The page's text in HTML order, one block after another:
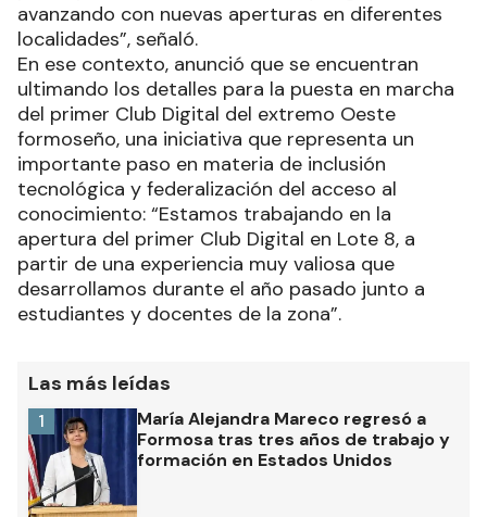
avanzando con nuevas aperturas en diferentes
localidades”, señaló.
En ese contexto, anunció que se encuentran
ultimando los detalles para la puesta en marcha
del primer Club Digital del extremo Oeste
formoseño, una iniciativa que representa un
importante paso en materia de inclusión
tecnológica y federalización del acceso al
conocimiento: “Estamos trabajando en la
apertura del primer Club Digital en Lote 8, a
partir de una experiencia muy valiosa que
desarrollamos durante el año pasado junto a
estudiantes y docentes de la zona”.
Las más leídas
María Alejandra Mareco regresó a
Formosa tras tres años de trabajo y
formación en Estados Unidos
1